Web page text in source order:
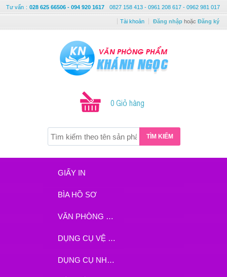
Tư vấn : 028 625 66506 - 094 920 1617 0827 158 413 - 0961 208 617 - 0962 981 017
Tài khoản Đăng nhập hoặc Đăng ký
0 Giỏ hàng
TÌM KIẾM
GIẤY IN
BÌA HỒ SƠ
VĂN PHÒNG PHẨM
DỤNG CỤ VỆ SINH
DỤNG CỤ NHÀ BẾP